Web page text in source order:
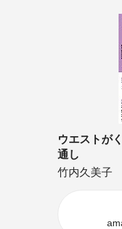
ウエストが
通し
竹内久美子